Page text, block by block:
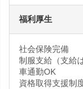
福利厚生
社会保険完備
制服支給（支給
車通勤OK
資格取得支援制